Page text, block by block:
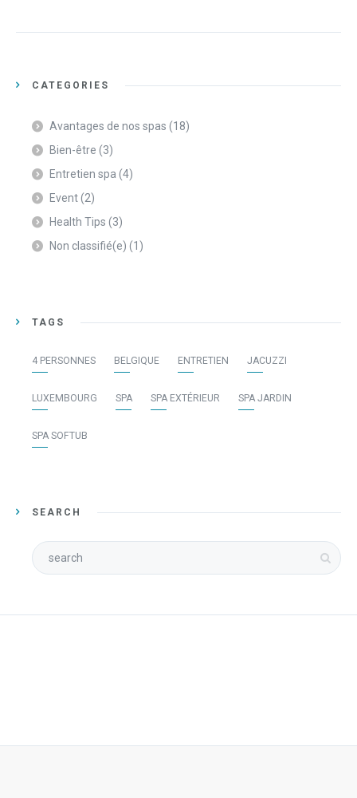
CATEGORIES
Avantages de nos spas (18)
Bien-être (3)
Entretien spa (4)
Event(2)
Health Tips (3)
Non classifié(e) (1)
TAGS
4 PERSONNES BELGIQUE ENTRETIEN JACUZZI
LUXEMBOURG SPA SPA EXTÉRIEUR SPA JARDIN
SPA SOFTUB
SEARCH